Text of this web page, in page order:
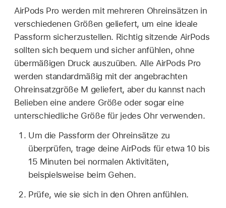
AirPods Pro werden mit mehreren Ohreinsätzen in
verschiedenen Größen geliefert, um eine ideale
Passform sicherzustellen. Richtig sitzende AirPods
sollten sich bequem und sicher anfühlen, ohne
übermäßigen Druck auszuüben. Alle AirPods Pro
werden standardmäßig mit der angebrachten
Ohreinsatzgröße M geliefert, aber du kannst nach
Belieben eine andere Größe oder sogar eine
unterschiedliche Größe für jedes Ohr verwenden.
Um die Passform der Ohreinsätze zu
überprüfen, trage deine AirPods für etwa 10 bis
15 Minuten bei normalen Aktivitäten,
beispielsweise beim Gehen.
Prüfe, wie sie sich in den Ohren anfühlen.